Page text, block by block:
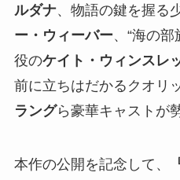
ルダナ、物語の鍵を握る
ー・ウィーバー、“海の
役のケイト・ウィンスレ
前に立ちはだかるクオリ
ラングら豪華キャストが
本作の公開を記念して、